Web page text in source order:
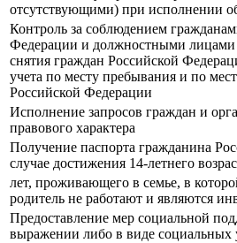
отсутствующими) при исполнении
Контроль за соблюдением
Федерации и должностными лицами
снятия граждан Российской
учета по месту пребывания и по
Российской Федерации
Исполнение запросов граждан и
правового характера
Получение паспорта гражданина
случае достижения 14-летнего
лет, проживающего в семье, в
родитель не работают и являются
Предоставление мер социальной
выражении либо в виде социальных